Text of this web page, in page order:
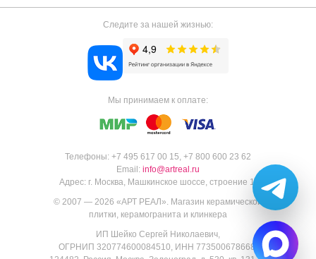
Телефоны: +7 495 617 00 15, +7 800 600 23 62
Email: info@artreal.ru
Адрес: г. Москва, Машкинское шоссе, строение 1.
© 2007 — 2026 «АРТ РЕАЛ ». Магазин керамической
плитки, керамогранита и клинкера
ИП Шейко Сергей Николаевич,
ОГРНИП 320774600084510, ИНН 773500678668,
Следите за нашей жизнью:
Мы принимаем к оплате: